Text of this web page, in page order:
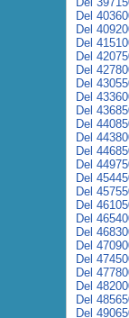
Del
Del
Del
Del
Del
Del
Del
Del
Del
Del
Del
Del
Del
Del
Del
Del
Del
Del
Del
Del
Del
Del
Del